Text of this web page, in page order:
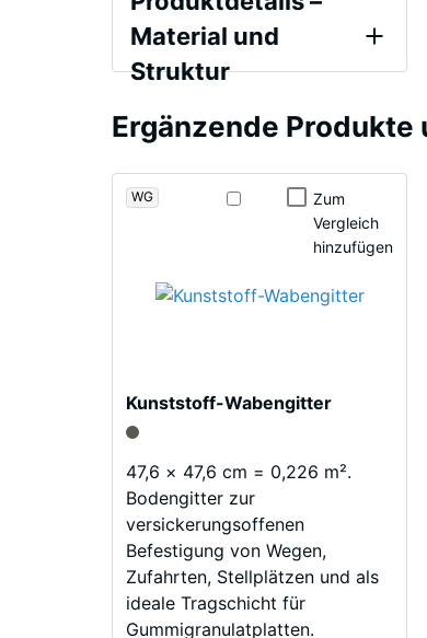
Material
Struktur
Material und
Struktur
Farbe
Grasgrün
Bei
Grasgrün
der
Reifenverwertung
mit
einem
grasgrün
pigmentierten
Bindemittel
gleichmäßig
umhüllt.
Ergänzende
Zum
Vergleich
hinzufügen
WG
Kunststoff-Wabengitter
47,6 × 47,6 cm = 0,226 m².
Bodengitter zur
versickerungsoffenen
Befestigung von Wegen,
Zufahrten, Stellplätzen und als
ideale Tragschicht für
Gummigranulatplatten.